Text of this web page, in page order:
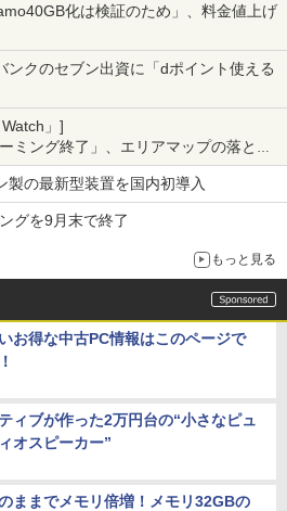
化は検証のため」、料金値上げ
ンクのセブン出資に「dポイント使える
」]
ミング終了」、エリアマップの落とし
製の最新型装置を国内初導入
グを9月末で終了
もっと見る
お得な中古PC情報はこのページで
ィブが作った2万円台の“小さなピュ
オスピーカー”
ままでメモリ倍増！メモリ32GBの